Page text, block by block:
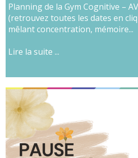
Planning de la Gym Cognitive –
(retrouvez toutes les dates en
mêlant concentration, mémoire...
Lire la suite ...